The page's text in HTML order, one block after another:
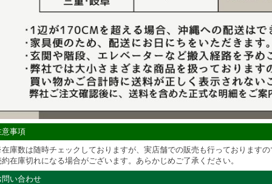
意事項
庫数は随時チェックしておりますが、実店舗での販売も行っておりますの
約在庫切れになる場合がございます。あらかじめご了承ください。
問い合わせ